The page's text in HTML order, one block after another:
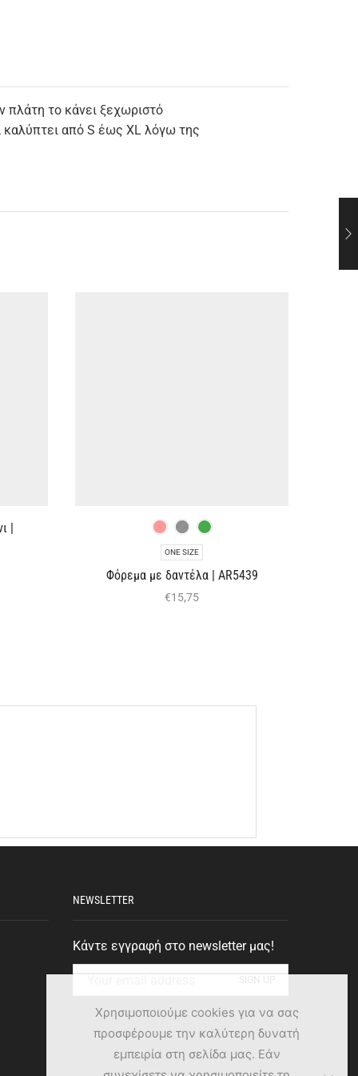
πλάτη το κάνει ξεχωριστό
καλύπτει από S έως XL λόγω της
|
ONE SIZE
Φόρεμα με δαντέλα | AR5439
€15,75
NEWSLETTER
Κάντε εγγραφή στο newsletter μας!
Χρησιμοποιούμε cookies για να σας
προσφέρουμε την καλύτερη δυνατή
εμπειρία στη σελίδα μας. Εάν